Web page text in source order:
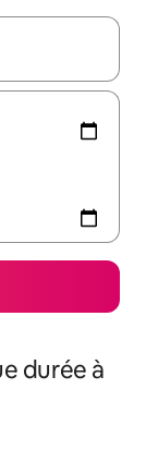
vers le
durée à